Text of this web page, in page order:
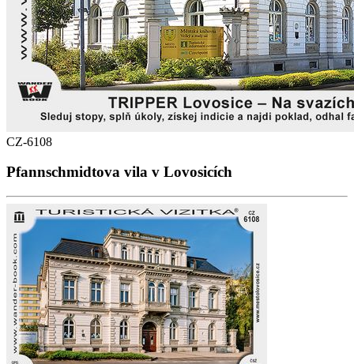
CZ-6108
Pfannschmidtova vila v Lovosicích